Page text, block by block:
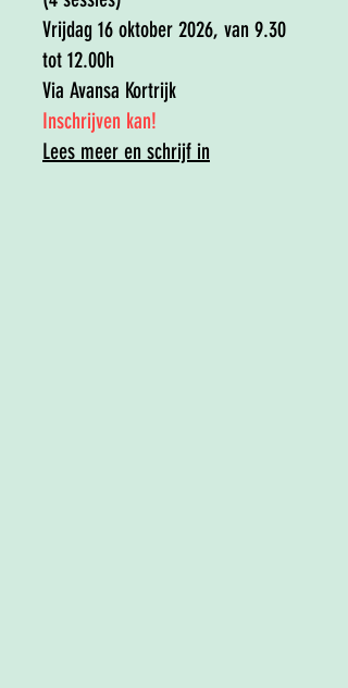
Vrijdag 16 oktober 2026, van 9.30
tot 12.00h
Via Avansa Kortrijk
​Inschrijven kan!​
Lees meer en schrijf in​​